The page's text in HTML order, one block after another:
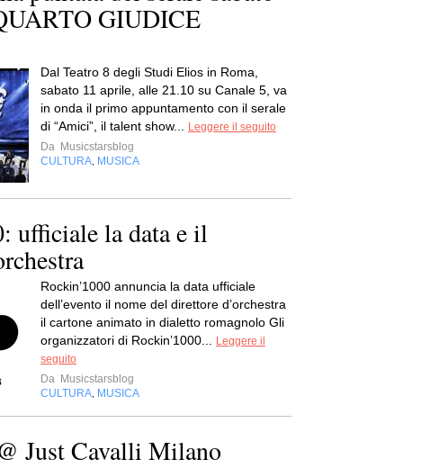
GIUDICE
Dal Teatro 8 degli Studi Elios in Roma,
sabato 11 aprile, alle 21.10 su Canale 5, va
in onda il primo appuntamento con il serale
di “Amici”, il talent show...
Leggere il seguito
Da Musicstarsblog
CULTURA MUSICA
ufficiale la data e il
Rockin’1000 annuncia la data ufficiale
dell’evento il nome del direttore d’orchestra
il cartone animato in dialetto romagnolo Gli
organizzatori di Rockin’1000...
Leggere il
seguito
Da Musicstarsblog
CULTURA MUSICA
Just Cavalli Milano